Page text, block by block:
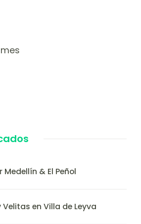
Medellín & El Peñol
Velitas en Villa de Leyva